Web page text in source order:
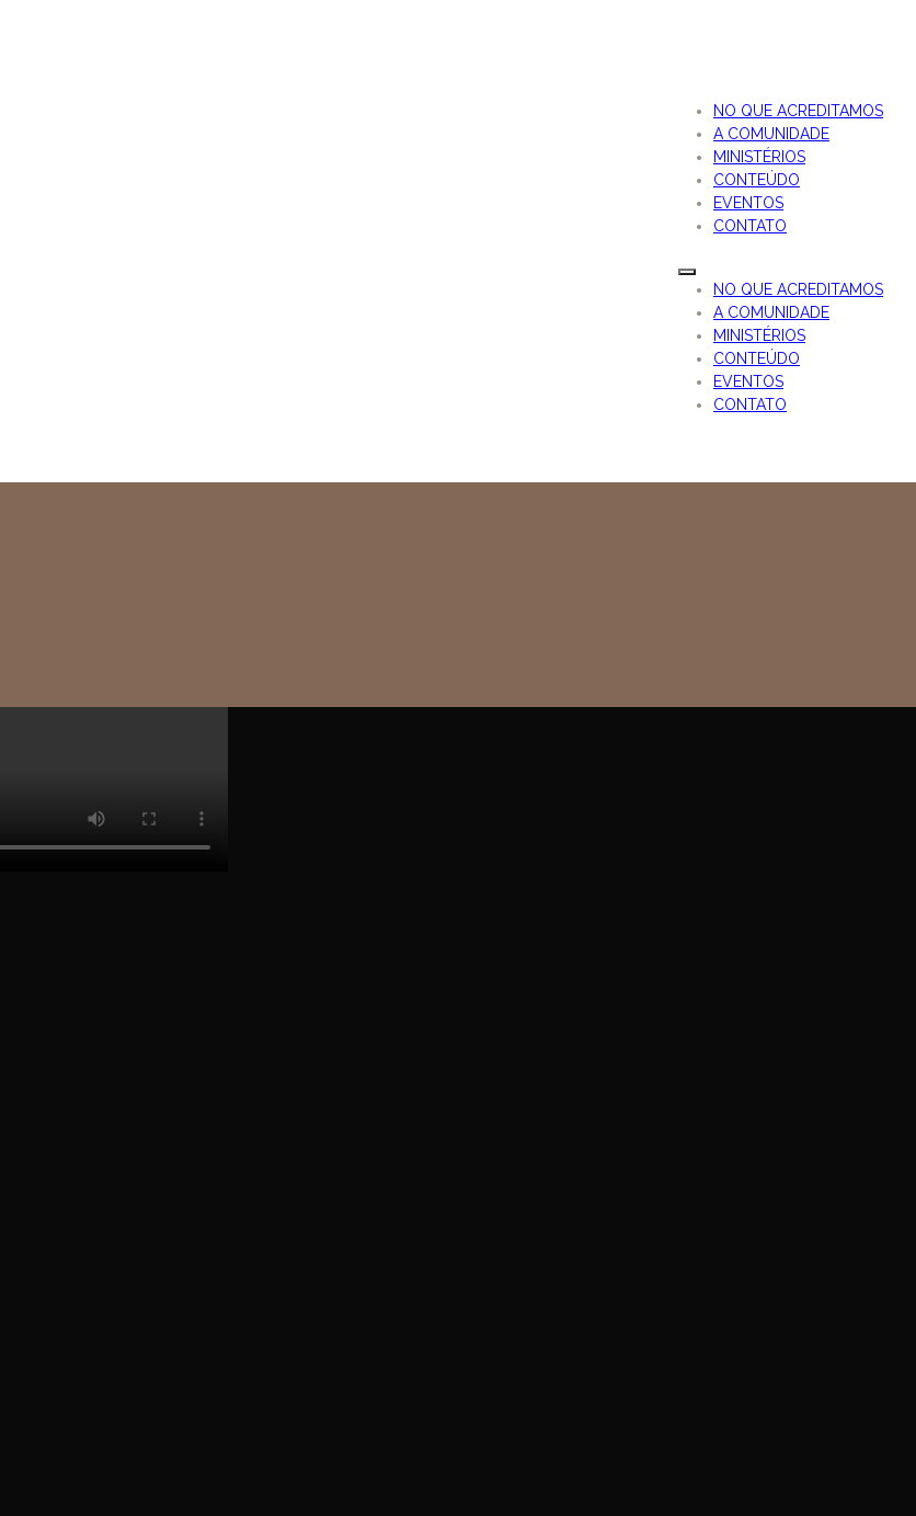
NO QUE ACREDITAMOS
A COMUNIDADE
MINISTÉRIOS
CONTEÚDO
EVENTOS
CONTATO
NO QUE ACREDITAMOS
A COMUNIDADE
MINISTÉRIOS
CONTEÚDO
EVENTOS
CONTATO